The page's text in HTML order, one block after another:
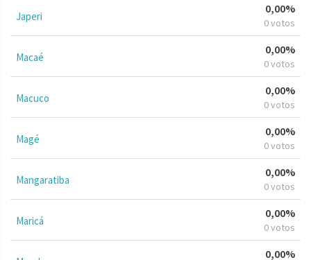
Japeri
0,00%
0 votos
Macaé
0,00%
0 votos
Macuco
0,00%
0 votos
Magé
0,00%
0 votos
Mangaratiba
0,00%
0 votos
Maricá
0,00%
0 votos
0,00%